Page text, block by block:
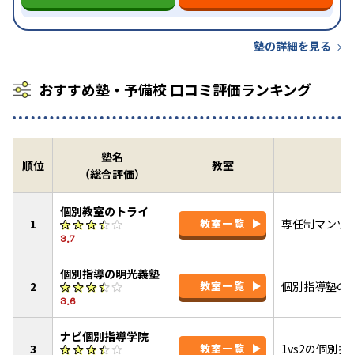
塾の詳細を見る
おすすめ塾・予備校 口コミ評価ランキング
順位
塾名
（総合評価）
教室
1
個別教室のトライ
3.7
教室一覧 専任制マンツ
2
個別指導の明光義塾
3.6
教室一覧 個別指導塾の
3
ナビ個別指導学院
教室一覧 1vs2の個別指